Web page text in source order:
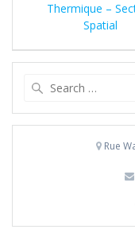
navigation
post:
Thermique –
Spatial
Rue